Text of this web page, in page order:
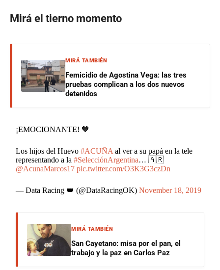
Mirá el tierno momento
MIRÁ TAMBIÉN
Femicidio de Agostina Vega: las tres
pruebas complican a los dos nuevos
detenidos
¡EMOCIONANTE! 💙
Los hijos del Huevo#ACUÑA al ver a su papá en la tele
representando a la#SelecciónArgentina… 🇦🇷
@AcunaMarcos17 pic.twitter.com/O3K3G3czDn
— Data Racing 👑 (@DataRacingOK)November 18, 2019
MIRÁ TAMBIÉN
San Cayetano: misa por el pan, el
trabajo y la paz en Carlos Paz